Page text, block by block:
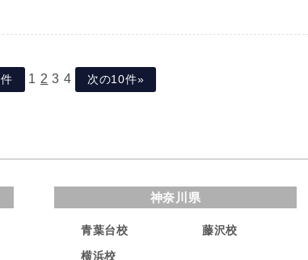
1 2 3 4 次の10件»
神奈川県
青葉台校
藤沢校
横浜校